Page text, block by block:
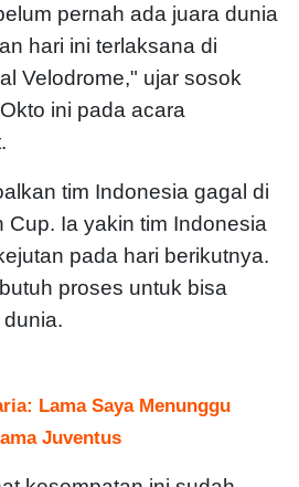
pernah ada juara dunia
hari ini terlaksana di
Velodrome," ujar sosok
ini pada acara
tim Indonesia gagal di
Cup. Ia yakin tim Indonesia
pada hari berikutnya.
proses untuk bisa
Lama Saya Menunggu
Juventus